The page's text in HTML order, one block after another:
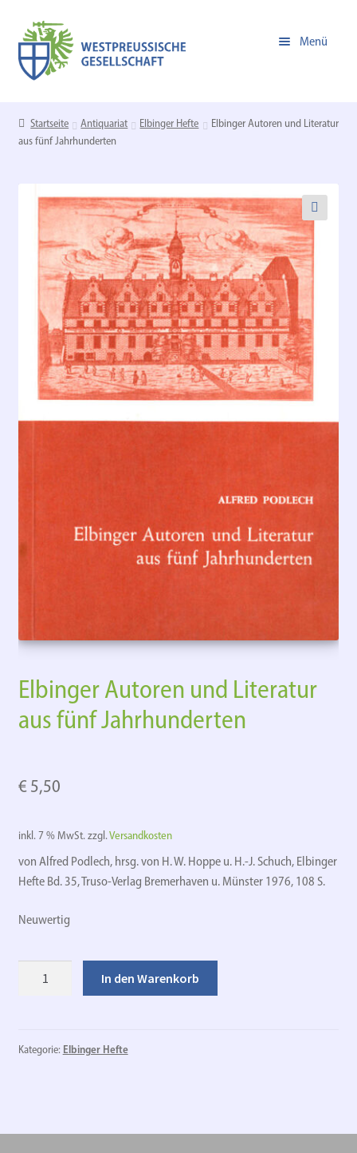
Zur
Navigation
springen
Zum
Inhalt
springen
Menü
öffnen
Zur Homepage der WPG
Startseite Antiquariat Elbinger Hefte
Elbinger Autoren und Literatur
aus fünf Jahrhunderten
🔍
Elbinger Autoren und Literatur
aus fünf Jahrhunderten
€5,50
inkl. 7 % MwSt.zzgl.Versandkosten
von Alfred Podlech, hrsg. von H. W. Hoppe u. H.-J. Schuch, Elbinger
Hefte Bd. 35, Truso-Verlag Bremerhaven u. Münster 1976, 108 S.
Neuwertig
aus
In den Warenkorb
Kategorie: Elbinger Hefte